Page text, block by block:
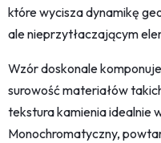
które wycisza dynamikę
ale nieprzytłaczającym
Wzór doskonale
surowość materiałów
tekstura kamienia idealnie
Monochromatyczny,